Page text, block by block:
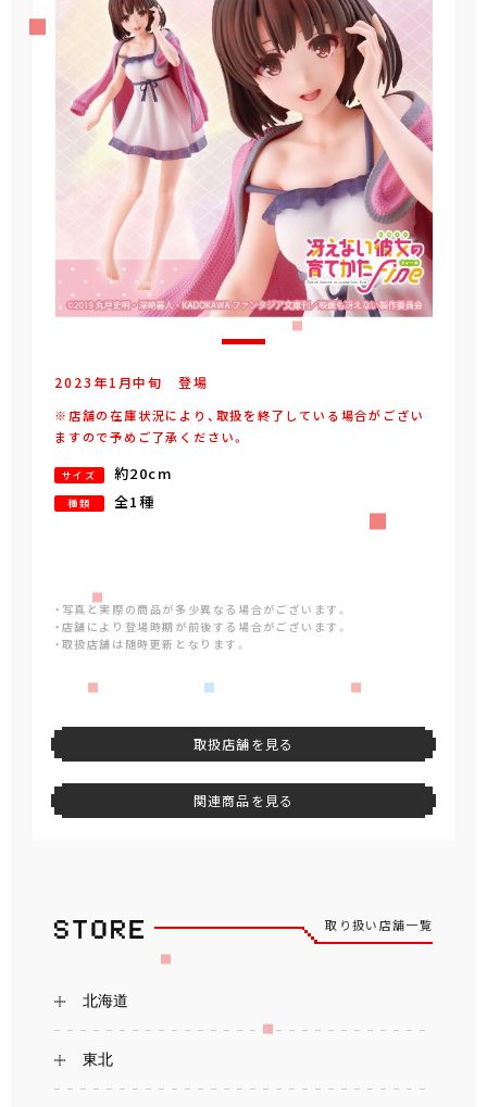
2023年1 月中旬 登場
※店舗の在庫状況により、取扱を終了している場合がござい
ますので予めご了承ください。
サイズ 約20cm
種類 全1種
・写真と実際の商品が多少異なる場合がございます。
・店舗により登場時期が前後する場合がございます。
・取扱店舗は随時更新となります。
取扱店舗を見る
関連商品を見る
取り扱い店舗一覧
北海道
東北